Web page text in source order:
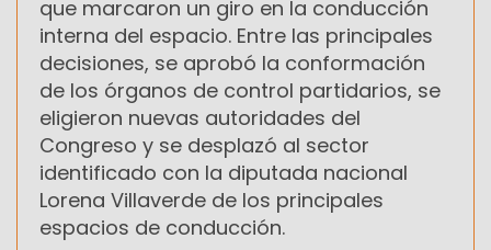
que marcaron un giro en la conducción
interna del espacio. Entre las principales
decisiones, se aprobó la conformación
de los órganos de control partidarios, se
eligieron nuevas autoridades del
Congreso y se desplazó al sector
identificado con la diputada nacional
Lorena Villaverde de los principales
espacios de conducción.